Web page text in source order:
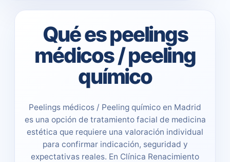
Qué es peelings
médicos / peeling
químico
Peelings médicos / Peeling químico en Madrid
es una opción de tratamiento facial de medicina
estética que requiere una valoración individual
para confirmar indicación, seguridad y
expectativas reales. En Clínica Renacimiento